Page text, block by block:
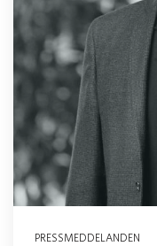
PRESSMEDDELANDEN